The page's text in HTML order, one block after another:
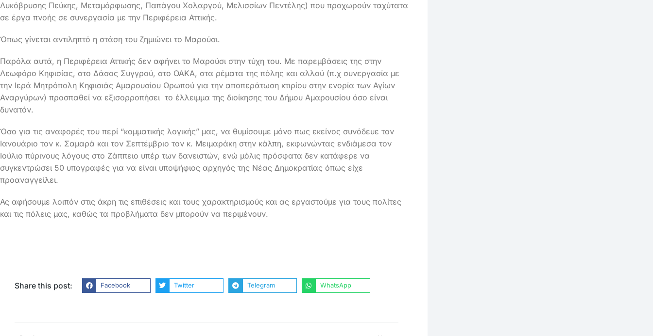
Λυκόβρυσης Πεύκης, Μεταμόρφωσης, Παπάγου Χολαργού, Μελισσίων Πεντέλης) που προχωρούν ταχύτατα
σε έργα πνοής σε συνεργασία με την Περιφέρεια Αττικής.
Όπως γίνεται αντιληπτό η στάση του ζημιώνει το Μαρούσι.
Παρόλα αυτά, η Περιφέρεια Αττικής δεν αφήνει το Μαρούσι στην τύχη του. Με παρεμβάσεις της στην
Λεωφόρο Κηφισίας, στο Δάσος Συγγρού, στο ΟΑΚΑ, στα ρέματα της πόλης και αλλού (π.χ συνεργασία με
την Ιερά Μητρόπολη Κηφισιάς Αμαρουσίου Ωρωπού για την αποπεράτωση κτιρίου στην ενορία των Αγίων
Αναργύρων) προσπαθεί να εξισορροπήσει το έλλειμμα της διοίκησης του Δήμου Αμαρουσίου όσο είναι
δυνατόν.
Όσο για τις αναφορές του περί “κομματικής λογικής” μας, να θυμίσουμε μόνο πως εκείνος συνόδευε τον
Ιανουάριο τον κ. Σαμαρά και τον Σεπτέμβριο τον κ. Μειμαράκη στην κάλπη, εκφωνώντας ενδιάμεσα τον
Ιούλιο πύρινους λόγους στο Ζάππειο υπέρ των δανειστών, ενώ μόλις πρόσφατα δεν κατάφερε να
συγκεντρώσει 50 υπογραφές για να είναι υποψήφιος αρχηγός της Νέας Δημοκρατίας όπως είχε
προαναγγείλει.
Ας αφήσουμε λοιπόν στις άκρη τις επιθέσεις και τους χαρακτηρισμούς και ας εργαστούμε για τους πολίτες
και τις πόλεις μας, καθώς τα προβλήματα δεν μπορούν να περιμένουν.
Share this post: Facebook Twitter Telegram WhatsApp